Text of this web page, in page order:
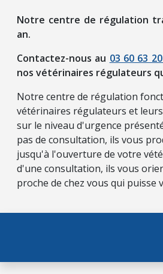
Notre centre de régulation
an.
Contactez-nous au 03 60 63
nos vétérinaires régulateurs
Notre centre de régulation
vétérinaires régulateurs et
sur le niveau d'urgence
pas de consultation, ils vous
jusqu'à l'ouverture de votre
d'une consultation, ils vous
proche de chez vous qui puisse